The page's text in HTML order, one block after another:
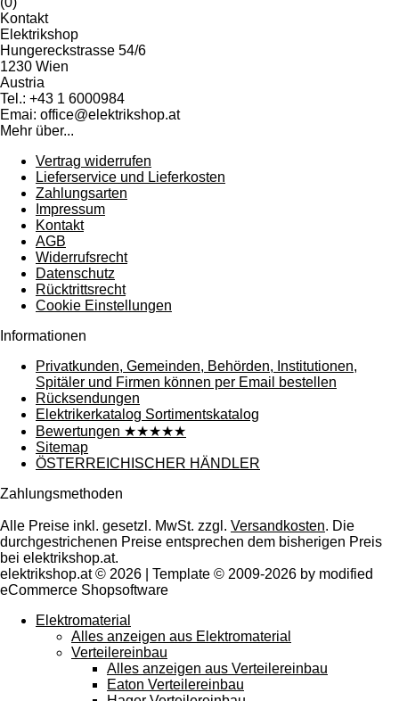
Kontakt
Elektrikshop
Hungereckstrasse 54/6
1230 Wien
Austria
Tel.: +43 1 6000984
Emai: office@elektrikshop.at
Mehr über...
Vertrag widerrufen
Lieferservice und Lieferkosten
Zahlungsarten
Impressum
Kontakt
AGB
Widerrufsrecht
Datenschutz
Rücktrittsrecht
Cookie Einstellungen
Informationen
Privatkunden, Gemeinden, Behörden, Institutionen,
Spitäler und Firmen können per Email bestellen
Rücksendungen
Elektrikerkatalog Sortimentskatalog
Bewertungen ★★★★★
Sitemap
ÖSTERREICHISCHER HÄNDLER
Zahlungsmethoden
Alle Preise inkl. gesetzl. MwSt. zzgl. Versandkosten. Die
durchgestrichenen Preise entsprechen dem bisherigen Preis
bei elektrikshop.at.
elektrikshop.at © 2026 | Template © 2009-2026 by modified
eCommerce Shopsoftware
Elektromaterial
Alles anzeigen aus Elektromaterial
Verteilereinbau
Alles anzeigen aus Verteilereinbau
Eaton Verteilereinbau